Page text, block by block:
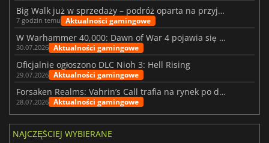
Big Walk już w sprzedaży – podróż oparta na przyjaźni
7 godzin temu Aktualności gamingowe
W Warhammer 40,000: Dawn of War 4 pojawia się frakcja Nekronów
30.07.2026 Aktualności gamingowe
Oficjalnie ogłoszono DLC Nioh 3: Hell Rising
29.07.2026 Aktualności gamingowe
Forsaken Realms: Vahrin’s Call trafia na rynek po dziesięciu latach prac
28.07.2026 Aktualności gamingowe
NAJCZĘŚCIEJ WYBIERANE